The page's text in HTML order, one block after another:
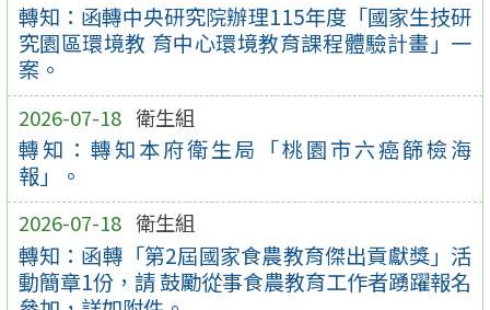
轉知：函轉中央研究院辦理115年度「國家生技研
究園區環境教 育中心環境教育課程體驗計畫」一
案。
2026-07-18 衛生組
轉知：轉知本府衛生局「桃園市六癌篩檢海
報」。
2026-07-18 衛生組
轉知：函轉「第2屆國家食農教育傑出貢獻獎」活
動簡章1份，請 鼓勵從事食農教育工作者踴躍報名